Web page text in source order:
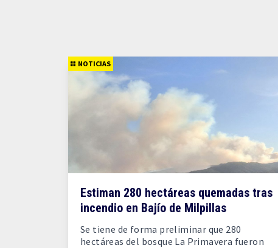
NOTICIAS
Estiman 280 hectáreas quemadas tras
incendio en Bajío de Milpillas
Se tiene de forma preliminar que 280
hectáreas del bosque La Primavera fueron